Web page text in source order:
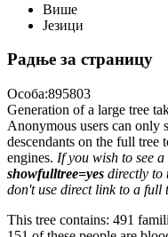
Више
Језици
Радње за страницу
Особа:895803
Generation of a large tree
Anonymous users can only
descendants on the full tree
engines. If you wish to see
showfulltree=yes directly to
don't use direct link to a full
This tree contains: 491